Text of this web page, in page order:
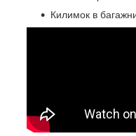
Килимок в